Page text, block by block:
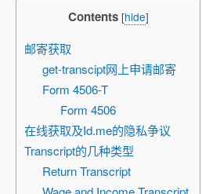
Contents [hide]
邮寄获取
get-transcipt网上申请邮寄
Form 4506-T
Form 4506
在线获取及Id.me的隐私争议
Transcript的几种类型
Return Transcript